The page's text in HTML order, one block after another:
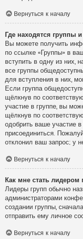
Вернуться к началу
Где находятся группы
Вы можете получить
по ссылке «Группы» в
вступить в одну из них,
все группы
для вступления в них,
Если группа
щёлкнув по
участие в группе, вы
щёлкнув по
одобрить ваше участие
присоединиться.
отклонил ваш запрос; у
Вернуться к началу
Как мне стать лидером
Лидеры групп обычно
администраторами
создании группы,
отправить ему личное
Вернуться к началу